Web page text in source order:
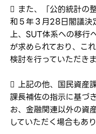
応募完了通
応募し、転職を決
転職報告を
パスワード
 また、「公的統計の
和５年３月28日閣議決
上、SUT体系への移行
が求められており、こ
検討を行っていただきま
 上記の他、国民資産
課長補佐の指示に基づ
お、金融関連以外の資
していただく場合もあり